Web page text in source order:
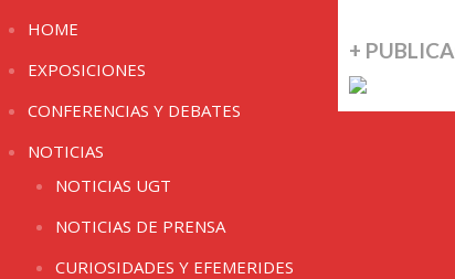
HOME
EXPOSICIONES
CONFERENCIAS Y DEBATES
NOTICIAS
NOTICIAS UGT
NOTICIAS DE PRENSA
CURIOSIDADES Y EFEMERIDES
+